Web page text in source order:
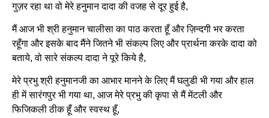
गुज़र रहा था वो मेरे हनुमान दादा की वजह से दूर हुई है,
मैं आज भी श्री हनुमान चालीसा का पाठ करता हूँ और ज़िन्दगी भर करता
रहूँगा और इसके बाद मैंने जितने भी संकल्प लिए और प्रार्थना करके दादा को
बताये, वो सारे संकल्प दादा ने पूरे किये है,
मेरे प्रभु श्री हनुमानजी का आभार मानने के लिए मैं घलुडी भी गया और हाल
ही में सारंगपुर भी गया था, आज मेरे प्रभु की कृपा से मैं मेंटली और
फिजिकली ठीक हूँ और स्वस्थ हूँ,